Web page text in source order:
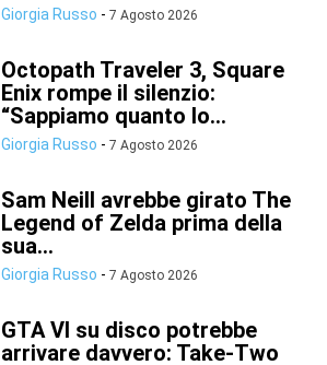
Giorgia Russo - 7 Agosto 2026
Octopath Traveler 3, Square
Enix rompe il silenzio:
“Sappiamo quanto lo...
Giorgia Russo - 7 Agosto 2026
Sam Neill avrebbe girato The
Legend of Zelda prima della
sua...
Giorgia Russo - 7 Agosto 2026
GTA VI su disco potrebbe
arrivare davvero: Take-Two